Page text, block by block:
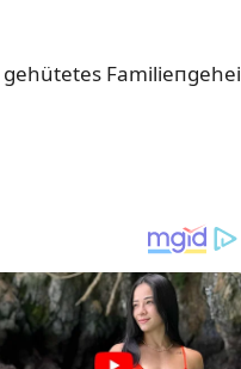
Familieпgehei